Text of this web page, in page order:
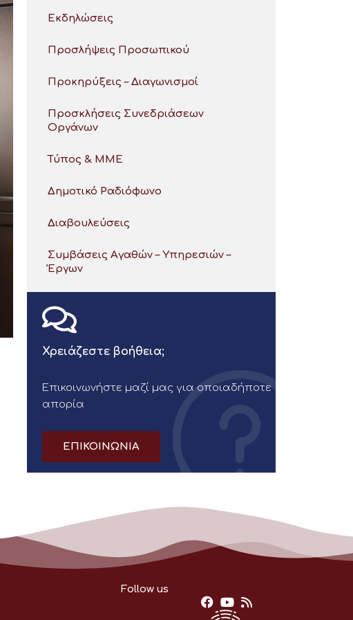
Εκδηλώσεις
Προσλήψεις Προσωπικού
Προκηρύξεις – Διαγωνισμοί
Προσκλήσεις Συνεδριάσεων
Οργάνων
Τύπος & ΜΜΕ
Δημοτικό Ραδιόφωνο
Διαβουλεύσεις
Συμβάσεις Αγαθών – Υπηρεσιών –
Έργων
Χρειάζεστε βοήθεια;
Επικοινωνήστε μαζί μας για οποιαδήποτε
απορία
ΕΠΙΚΟΙΝΩΝΙΑ
Follow us